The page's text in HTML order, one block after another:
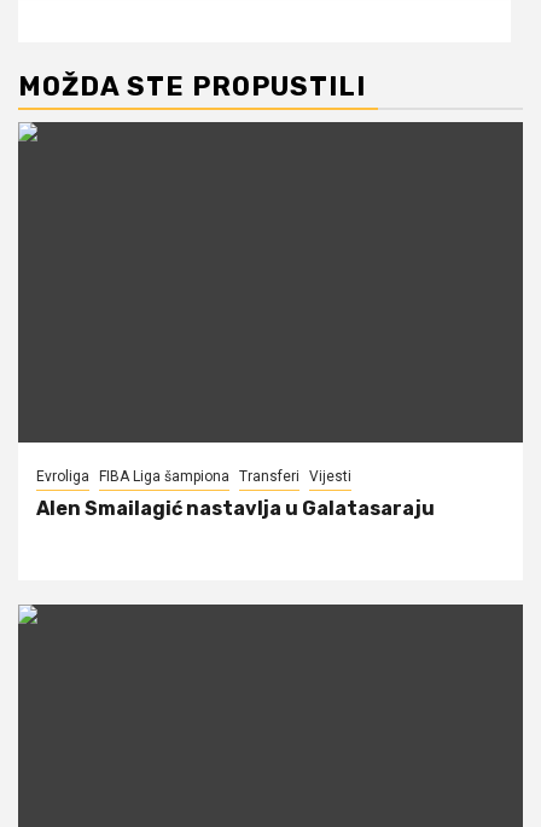
MOŽDA STE PROPUSTILI
Evroliga FIBA Liga šampiona Transferi Vijesti
Alen Smailagić nastavlja u Galatasaraju